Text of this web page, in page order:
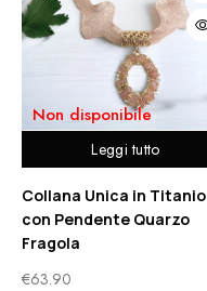
Leggi tutto
Non disponibile
Collana Unica in Titanio
con Pendente Quarzo
Fragola
€63.90